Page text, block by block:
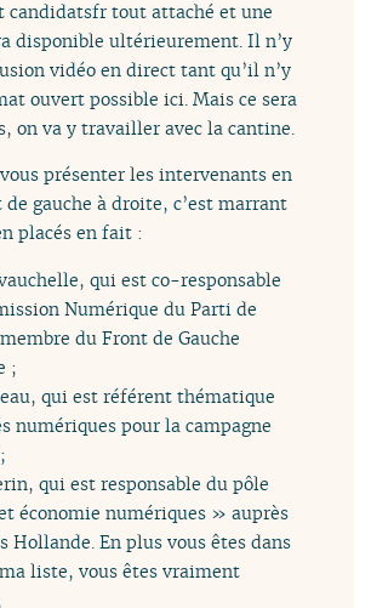
candidatsfr tout attaché et une
disponible ultérieurement. Il n’y
vidéo en direct tant qu’il n’y
ouvert possible ici. Mais ce sera
on va y travailler avec la cantine.
présenter les intervenants en
de gauche à droite, c’est marrant
placés en fait :
qui est co-responsable
Numérique du Parti de
du Front de Gauche
;
qui est référent thématique
numériques pour la campagne
qui est responsable du pôle
économie numériques » auprès
Hollande. En plus vous êtes dans
liste, vous êtes vraiment